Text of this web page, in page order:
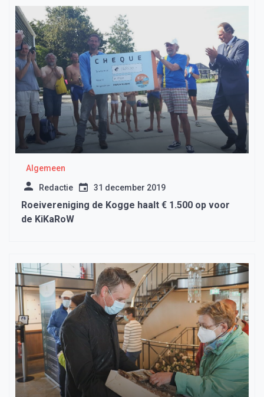
Algemeen
Redactie 31 december 2019
Roeivereniging de Kogge haalt € 1.500 op voor
de KiKaRoW